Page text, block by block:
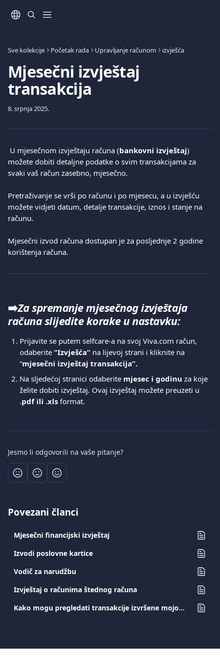
Sve kolekcije Početak rada Upravljanje računom izvješća
Mjesečni izvještaj
transakcija
8. srpnja 2025.
U mjesečnom izvještaju računa (bankovni izvještaj)
možete dobiti detaljne podatke o svim transakcijama za
svaki vaš račun zasebno, mjesečno.
Pretraživanje se vrši po računu i po mjesecu, a u izvješću
možete vidjeti datum, detalje transakcije, iznos i stanje na
računu.
Mjesečni izvod računa dostupan je za posljednje 2 godine
korištenja računa.
➡️Za spremanje mjesečnog izvještaja
računa slijedite korake u nastavku:
Prijavite se putem selfcare-a na svoj Viva.com račun,
odaberite “Izvješća” na lijevoj strani i kliknite na
“mjesečni izvještaj transakcija”.
Na sljedećoj stranici odaberite mjesec i godinu za koje
želite dobiti izvještaj. Ovaj izvještaj možete preuzeti u
.pdf ili .xls format.
Jesmo li odgovorili na vaše pitanje?
Povezani članci
Mjesečni financijski izvještaj
Izvodi poslovne kartice
Vodič za narudžbu
Izvještaj o računima štednog računa
Kako mogu pregledati transakcije izvršene mojom karticom?